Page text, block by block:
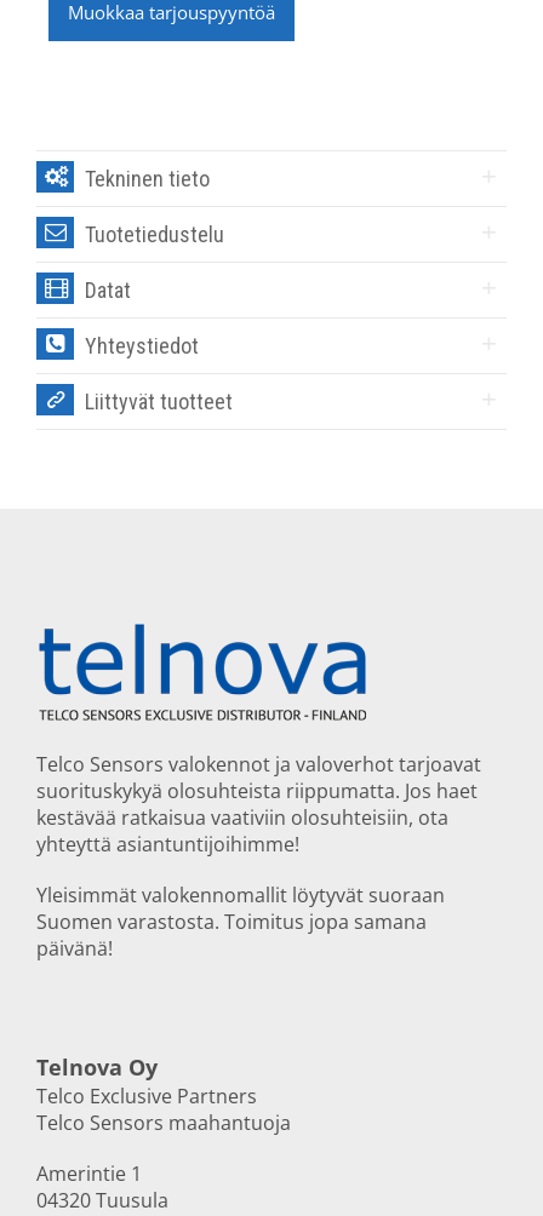
Muokkaa tarjouspyyntöä
Tekninen tieto
Tuotetiedustelu
Datat
Yhteystiedot
Liittyvät tuotteet
Telco Sensors valokennot ja valoverhot tarjoavat
suorituskykyä olosuhteista riippumatta. Jos haet
kestävää ratkaisua vaativiin olosuhteisiin, ota
yhteyttä asiantuntijoihimme!
Yleisimmät valokennomallit löytyvät suoraan
Suomen varastosta. Toimitus jopa samana
päivänä!
Telnova Oy
Telco Exclusive Partners
Telco Sensors maahantuoja
Amerintie 1
04320 Tuusula